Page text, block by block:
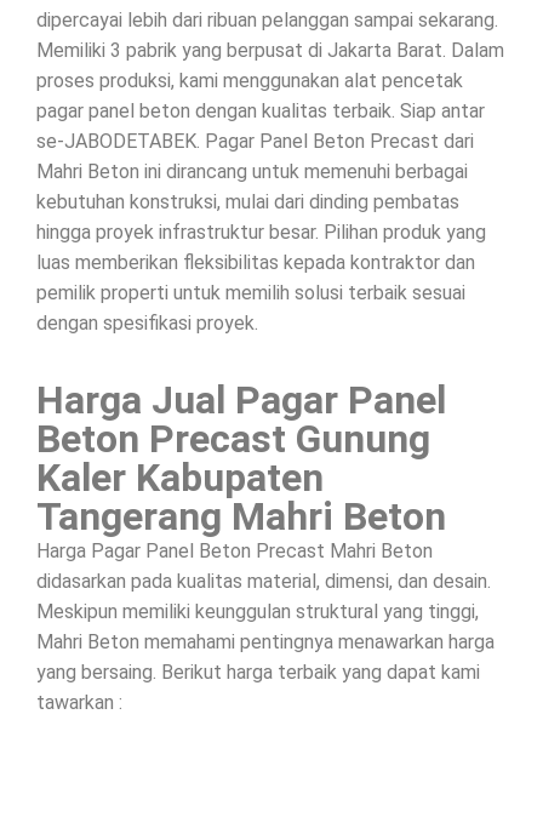
dipercayai lebih dari ribuan pelanggan sampai sekarang.
Memiliki 3 pabrik yang berpusat di Jakarta Barat. Dalam
proses produksi, kami menggunakan alat pencetak
pagar panel beton dengan kualitas terbaik. Siap antar
se-JABODETABEK. Pagar Panel Beton Precast dari
Mahri Beton ini dirancang untuk memenuhi berbagai
kebutuhan konstruksi, mulai dari dinding pembatas
hingga proyek infrastruktur besar. Pilihan produk yang
luas memberikan fleksibilitas kepada kontraktor dan
pemilik properti untuk memilih solusi terbaik sesuai
dengan spesifikasi proyek.
Harga Jual Pagar Panel
Beton Precast Gunung
Kaler Kabupaten
Tangerang Mahri Beton
Harga Pagar Panel Beton Precast Mahri Beton
didasarkan pada kualitas material, dimensi, dan desain.
Meskipun memiliki keunggulan struktural yang tinggi,
Mahri Beton memahami pentingnya menawarkan harga
yang bersaing. Berikut harga terbaik yang dapat kami
tawarkan :